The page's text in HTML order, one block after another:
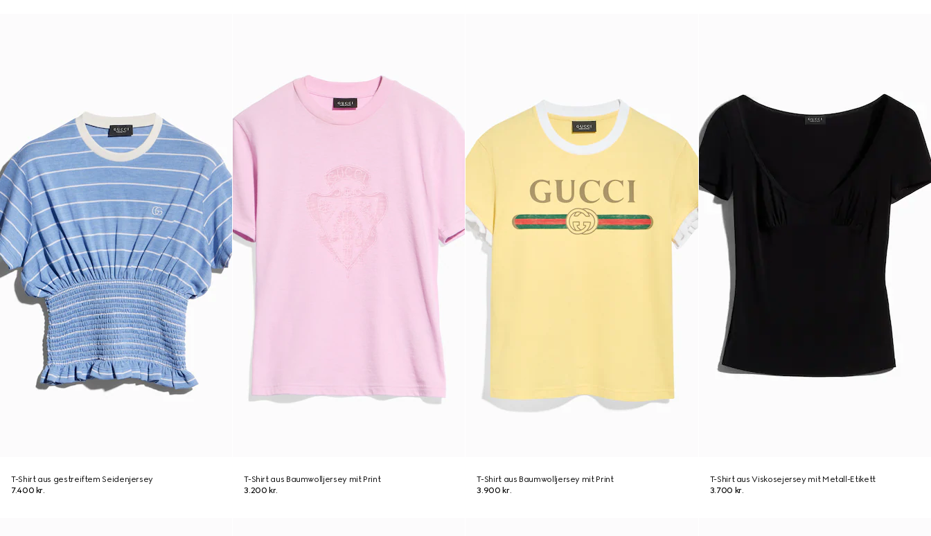
T-Shirt aus gestreiftem Seidenjersey
7.400 kr.
T-Shirt aus Baumwolljersey mit Print
3.200 kr.
T-Shirt aus Baumwolljersey mit Print
3.900 kr.
T-Shirt aus Viskosejersey mit Metall-Etikett
3.700 kr.